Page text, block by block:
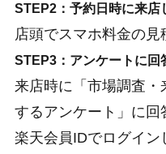
STEP2：予約日時に来店
店頭でスマホ料金の見
STEP3：アンケートに回
来店時に「市場調査・
するアンケート」に回
楽天会員IDでログイ